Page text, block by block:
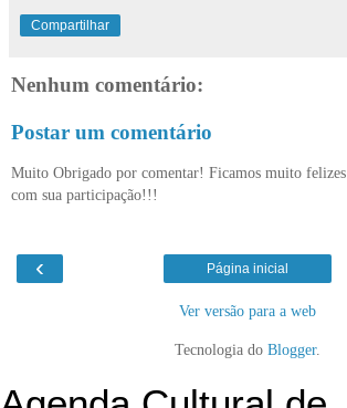
Compartilhar
Nenhum comentário:
Postar um comentário
Muito Obrigado por comentar! Ficamos muito felizes
com sua participação!!!
‹ Página inicial
Ver versão para a web
Tecnologia do Blogger.